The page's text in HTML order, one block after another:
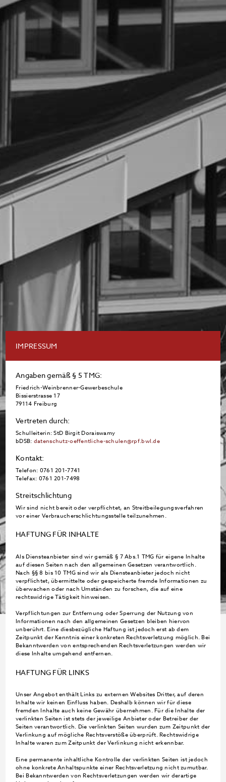
IMPRESSUM
Angaben gemäß § 5 TMG:
Friedrich-Weinbrenner-Gewerbeschule
Bissierstrasse 17
79114 Freiburg
Vertreten durch:
Schulleiterin: StD Birgit Doraiswamy
bDSB: datenschutz-oeffentliche-schulen@rpf.bwl.de
Kontakt:
Telefon: 0761 201-7741
Telefax: 0761 201-7498
Streitschlichtung
Wir sind nicht bereit oder verpflichtet, an Streitbeilegungsverfahren
vor einer Verbraucherschlichtungsstelle teilzunehmen.
HAFTUNG FÜR INHALTE
Als Diensteanbieter sind wir gemäß § 7 Abs.1 TMG für eigene Inhalte
auf diesen Seiten nach den allgemeinen Gesetzen verantwortlich.
Nach §§ 8 bis 10 TMG sind wir als Diensteanbieter jedoch nicht
verpflichtet, übermittelte oder gespeicherte fremde Informationen zu
überwachen oder nach Umständen zu forschen, die auf eine
rechtswidrige Tätigkeit hinweisen.
Verpflichtungen zur Entfernung oder Sperrung der Nutzung von
Informationen nach den allgemeinen Gesetzen bleiben hiervon
unberührt. Eine diesbezügliche Haftung ist jedoch erst ab dem
Zeitpunkt der Kenntnis einer konkreten Rechtsverletzung möglich. Bei
Bekanntwerden von entsprechenden Rechtsverletzungen werden wir
diese Inhalte umgehend entfernen.
HAFTUNG FÜR LINKS
Unser Angebot enthält Links zu externen Websites Dritter, auf deren
Inhalte wir keinen Einfluss haben. Deshalb können wir für diese
fremden Inhalte auch keine Gewähr übernehmen. Für die Inhalte der
verlinkten Seiten ist stets der jeweilige Anbieter oder Betreiber der
Seiten verantwortlich. Die verlinkten Seiten wurden zum Zeitpunkt der
Verlinkung auf mögliche Rechtsverstöße überprüft. Rechtswidrige
Inhalte waren zum Zeitpunkt der Verlinkung nicht erkennbar.
Eine permanente inhaltliche Kontrolle der verlinkten Seiten ist jedoch
ohne konkrete Anhaltspunkte einer Rechtsverletzung nicht zumutbar.
Bei Bekanntwerden von Rechtsverletzungen werden wir derartige